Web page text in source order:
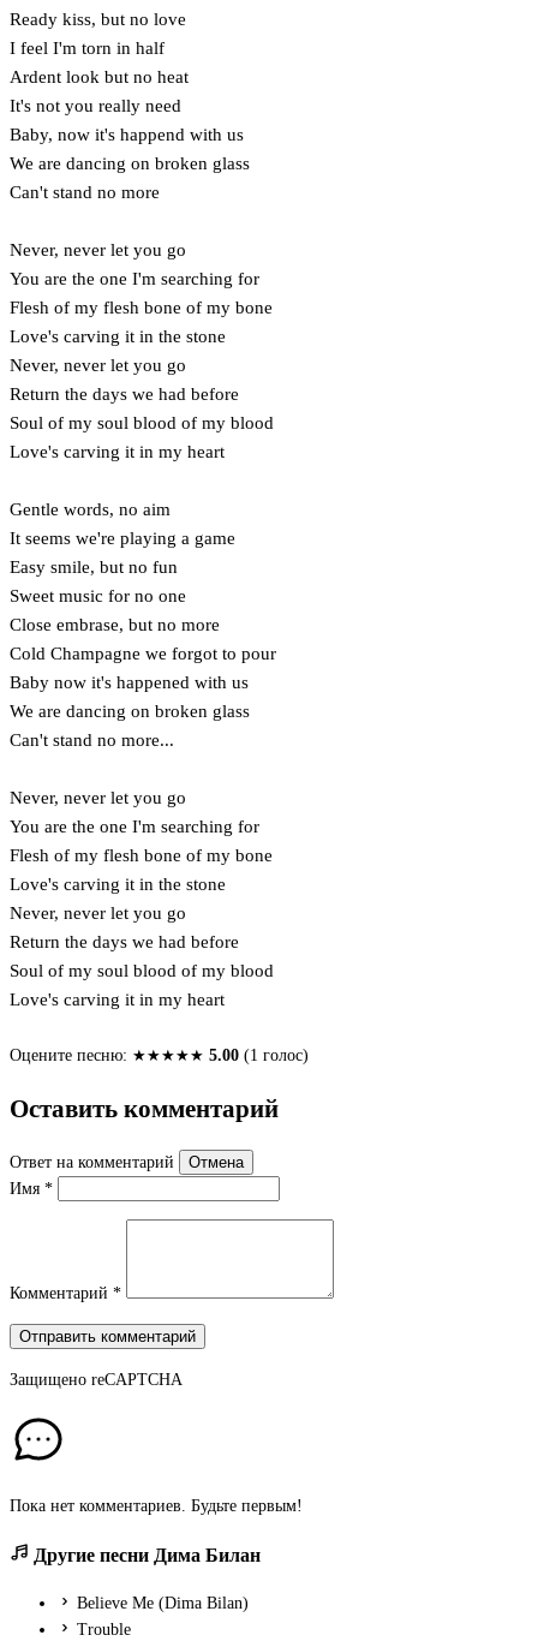
Ready kiss, but no love
I feel I'm torn in half
Ardent look but no heat
It's not you really need
Baby, now it's happend with us
We are dancing on broken glass
Can't stand no more
Never, never let you go
You are the one I'm searching for
Flesh of my flesh bone of my bone
Love's carving it in the stone
Never, never let you go
Return the days we had before
Soul of my soul blood of my blood
Love's carving it in my heart
Gentle words, no aim
It seems we're playing a game
Easy smile, but no fun
Sweet music for no one
Close embrase, but no more
Cold Champagne we forgot to pour
Baby now it's happened with us
We are dancing on broken glass
Can't stand no more...
Never, never let you go
You are the one I'm searching for
Flesh of my flesh bone of my bone
Love's carving it in the stone
Never, never let you go
Return the days we had before
Soul of my soul blood of my blood
Love's carving it in my heart
Оцените песню: ★★★★★ 5.00 (1 голос)
Оставить комментарий
Ответ на комментарий
Отмена
Имя *
Комментарий *
Отправить комментарий
Защищено reCAPTCHA
Пока нет комментариев. Будьте первым!
Другие песни Дима Билан
Believe Me (Dima Bilan)
Trouble